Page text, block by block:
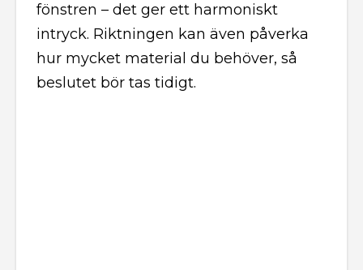
fönstren – det ger ett harmoniskt
intryck. Riktningen kan även påverka
hur mycket material du behöver, så
beslutet bör tas tidigt.